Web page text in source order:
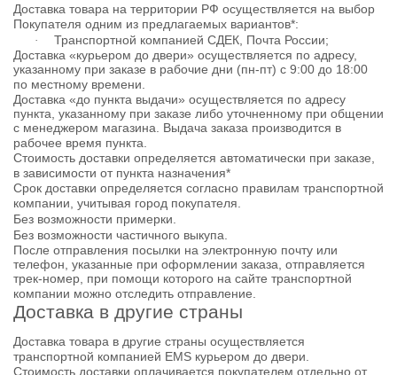
Доставка товара на территории РФ осуществляется на выбор
Покупателя одним из предлагаемых вариантов*:
·
Транспортной компанией СДЕК, Почта России;
Доставка «курьером до двери» осуществляется по адресу,
указанному при заказе в рабочие дни (пн-пт) с 9:00 до 18:00
по местному времени.
Доставка «до пункта выдачи» осуществляется по адресу
пункта, указанному при заказе либо уточненному при общении
с менеджером магазина. Выдача заказа производится в
рабочее время пункта.
Стоимость доставки определяется автоматически при заказе,
в зависимости от пункта назначения*
Срок доставки определяется согласно правилам транспортной
компании, учитывая город покупателя.
Без возможности примерки.
Без возможности частичного выкупа.
После отправления посылки на электронную почту или
телефон, указанные при оформлении заказа, отправляется
трек-номер, при помощи которого на сайте транспортной
компании можно отследить отправление.
Доставка в другие страны
Доставка товара в другие страны осуществляется
транспортной компанией EMS курьером до двери.
Стоимость доставки оплачивается покупателем отдельно от